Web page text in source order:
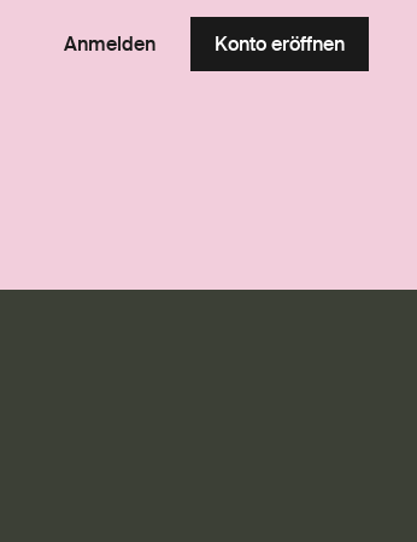
Anmelden Konto eröffnen